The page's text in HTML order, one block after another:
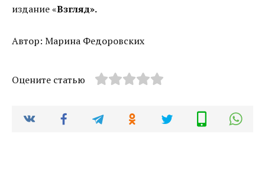
издание «Взгляд».
Автор: Марина Федоровских
Оцените статью